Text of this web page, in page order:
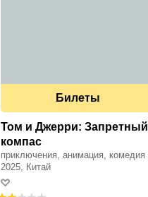
Том и Джерри: Запретный
компас
приключения, анимация, комедия
2025, Китай
Билеты